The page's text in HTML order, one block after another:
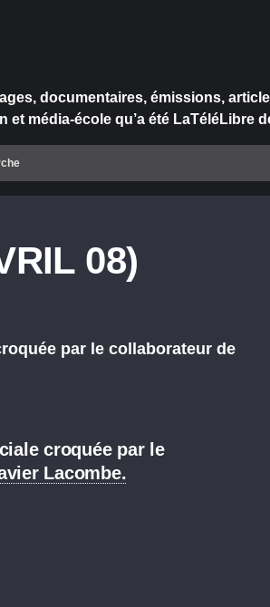
documentaires, émissions,
et média-école qu’a été LaTéléLibre
08)
par le collaborateur de
croquée par le
Lacombe.